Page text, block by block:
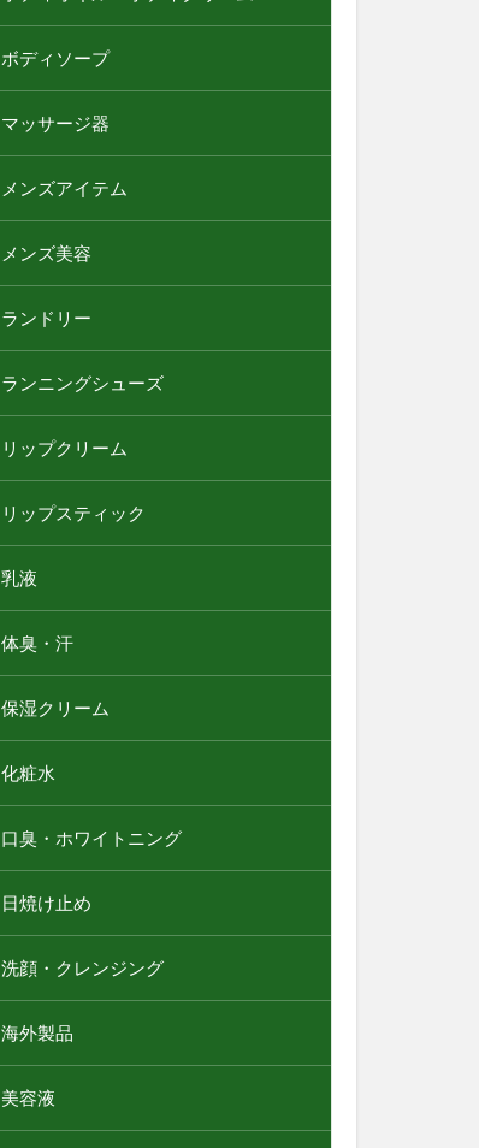
ボディソープ
マッサージ器
メンズアイテム
メンズ美容
ランドリー
ランニングシューズ
リップクリーム
リップスティック
乳液
体臭・汗
保湿クリーム
化粧水
口臭・ホワイトニング
日焼け止め
洗顔・クレンジング
海外製品
美容液